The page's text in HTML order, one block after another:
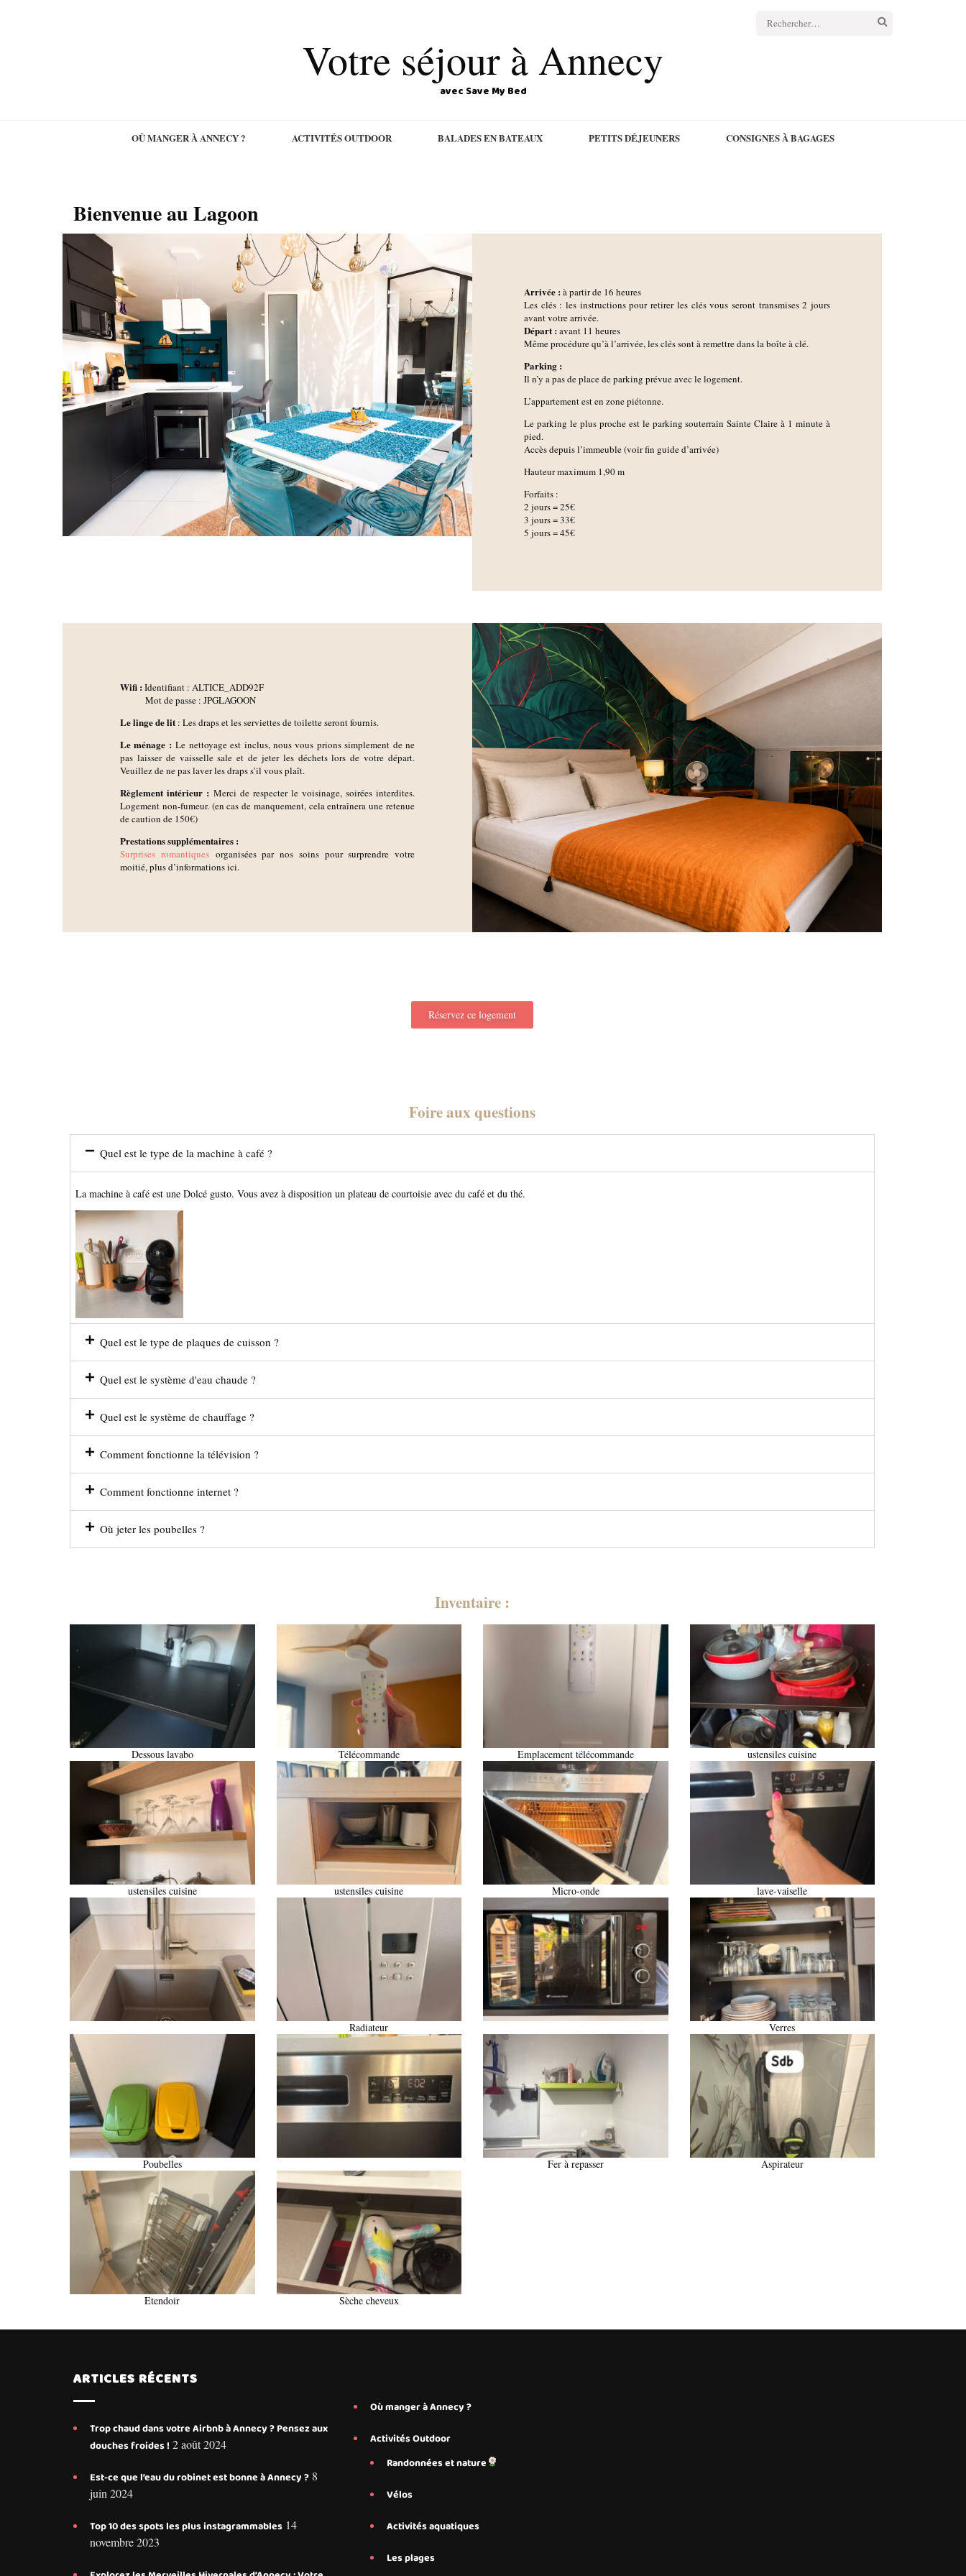
Votre séjour à Annecy
avec Save My Bed
OÙ MANGER À ANNECY ? ACTIVITÉS OUTDOOR BALADES EN BATEAUX PETITS DÉJEUNERS CONSIGNES À BAGAGES
Bienvenue au Lagoon
Arrivée : à partir de 16 heures
Les clés : les instructions pour retirer les clés vous seront transmises 2 jours
avant votre arrivée.
Départ : avant 11 heures
Même procédure qu’à l’arrivée, les clés sont à remettre dans la boîte à clé.
Parking :
Il n’y a pas de place de parking prévue avec le logement.
L’appartement est en zone piétonne.
Le parking le plus proche est le parking souterrain Sainte Claire à 1 minute à
pied.
Accès depuis l’immeuble (voir fin guide d’arrivée)
Hauteur maximum 1,90 m
Forfaits :
2 jours = 25€
3 jours = 33€
5 jours = 45€
Wifi : Identifiant : ALTICE_ADD92F
Mot de passe : JPGLAGOON
Le linge de lit : Les draps et les serviettes de toilette seront fournis.
Le ménage : Le nettoyage est inclus, nous vous prions simplement de ne
pas laisser de vaisselle sale et de jeter les déchets lors de votre départ.
Veuillez de ne pas laver les draps s’il vous plaît.
Règlement intérieur : Merci de respecter le voisinage, soirées interdites.
Logement non-fumeur. (en cas de manquement, cela entraînera une retenue
de caution de 150€)
Prestations supplémentaires :
Surprises romantiques organisées par nos soins pour surprendre votre
moitié, plus d’informations ici.
Réservez ce logement
Foire aux questions
Quel est le type de la machine à café ?
La machine à café est une Dolcé gusto. Vous avez à disposition un plateau de courtoisie avec du café et du thé.
Quel est le type de plaques de cuisson ?
Quel est le système d'eau chaude ?
Quel est le système de chauffage ?
Comment fonctionne la télévision ?
Comment fonctionne internet ?
Où jeter les poubelles ?
Inventaire :
Dessous lavabo Télécommande Emplacement télécommande ustensiles cuisine
ustensiles cuisine ustensiles cuisine Micro-onde lave-vaiselle
Radiateur Verres
Poubelles Fer à repasser Aspirateur
Etendoir Sèche cheveux
ARTICLES RÉCENTS
Trop chaud dans votre Airbnb à Annecy ? Pensez aux
douches froides ! 2 août 2024
Est-ce que l’eau du robinet est bonne à Annecy ? 8
juin 2024
Top 10 des spots les plus instagrammables 14
novembre 2023
Où manger à Annecy ?
Activités Outdoor
Randonnées et nature
Vélos
Activités aquatiques
Les plages